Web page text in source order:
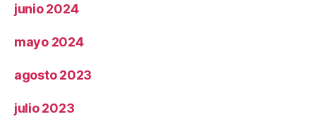
junio 2024
mayo 2024
agosto 2023
julio 2023